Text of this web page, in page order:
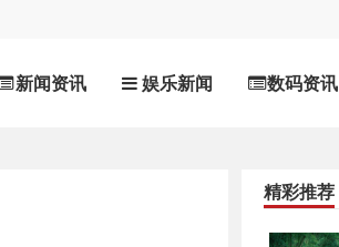
新闻资讯 娱乐新闻 数码资讯
精彩推荐